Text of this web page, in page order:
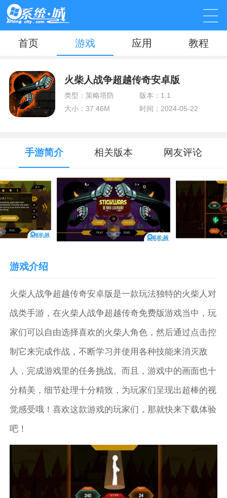
首页 游戏 应用 教程
火柴人战争超越传奇安卓版
类型：策略塔防
版本：1.1
大小：37.46M
时间：2024-05-22
手游简介 相关版本 网友评论
游戏介绍
火柴人战争超越传奇安卓版是一款玩法独特的火柴人对
战类手游，在火柴人战争超越传奇免费版游戏当中，玩
家们可以自由选择喜欢的火柴人角色，然后通过点击控
制它来完成作战，不断学习并使用各种技能来消灭敌
人，完成游戏里的任务挑战。而且，游戏中的画面也十
分精美，细节处理十分精致，为玩家们呈现出超棒的视
觉感受哦！喜欢这款游戏的玩家们，那就快来下载体验
吧！